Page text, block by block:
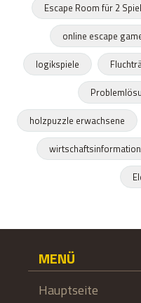
Escape Room für 2
online escape
logikspiele
holzpuzzle erwachsene
MENÜ
Hauptseite